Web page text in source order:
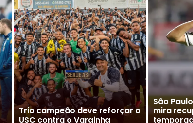
Cléber Xavier é o novo técnico
do Santos
Vitor
para